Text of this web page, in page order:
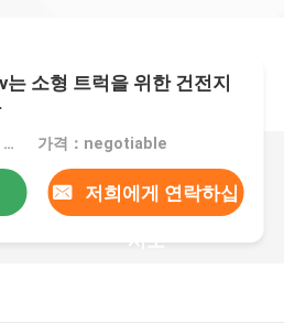
소형 트럭을 위한 건전지
MOQ：샘플 시험을 위한, 1대 pc 가격：negotiable
저희에게 연락하십
시오